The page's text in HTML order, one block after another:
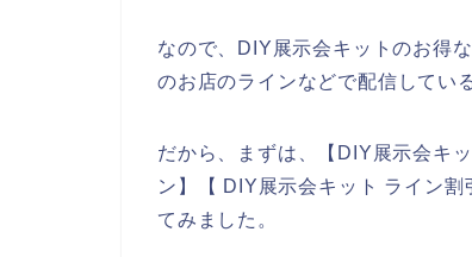
なので、DIY展示会キットのお得
のお店のラインなどで配信してい
だから、まずは、【DIY展示会キ
ン】【 DIY展示会キット ライン
てみました。